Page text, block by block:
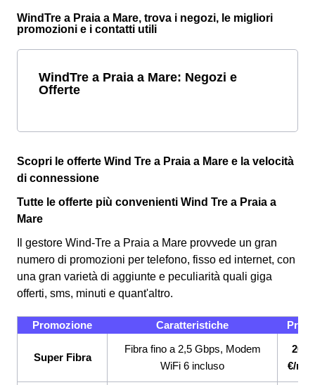
WindTre a Praia a Mare, trova i negozi, le migliori
promozioni e i contatti utili
WindTre a Praia a Mare: Negozi e
Offerte
Scopri le offerte Wind Tre a Praia a Mare e la velocità
di connessione
Tutte le offerte più convenienti Wind Tre a Praia a
Mare
Il gestore Wind-Tre a Praia a Mare provvede un gran
numero di promozioni per telefono, fisso ed internet, con
una gran varietà di aggiunte e peculiarità quali giga
offerti, sms, minuti e quant'altro.
Promozione Caratteristiche
Super Fibra
Fibra fino a 2,5 Gbps, Modem
WiFi 6 incluso
€/